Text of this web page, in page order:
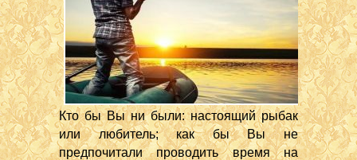
Кто бы Вы ни были: настоящий рыбак
или любитель; как бы Вы не
предпочитали проводить время на